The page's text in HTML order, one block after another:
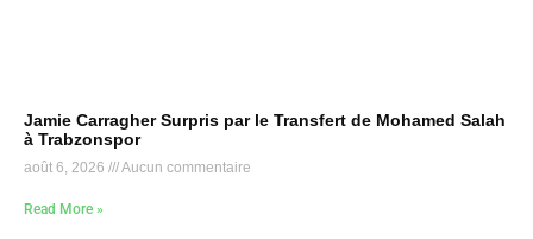
Jamie Carragher Surpris par le Transfert de Mohamed Salah
à Trabzonspor
août 6, 2026 Aucun commentaire
Read More »